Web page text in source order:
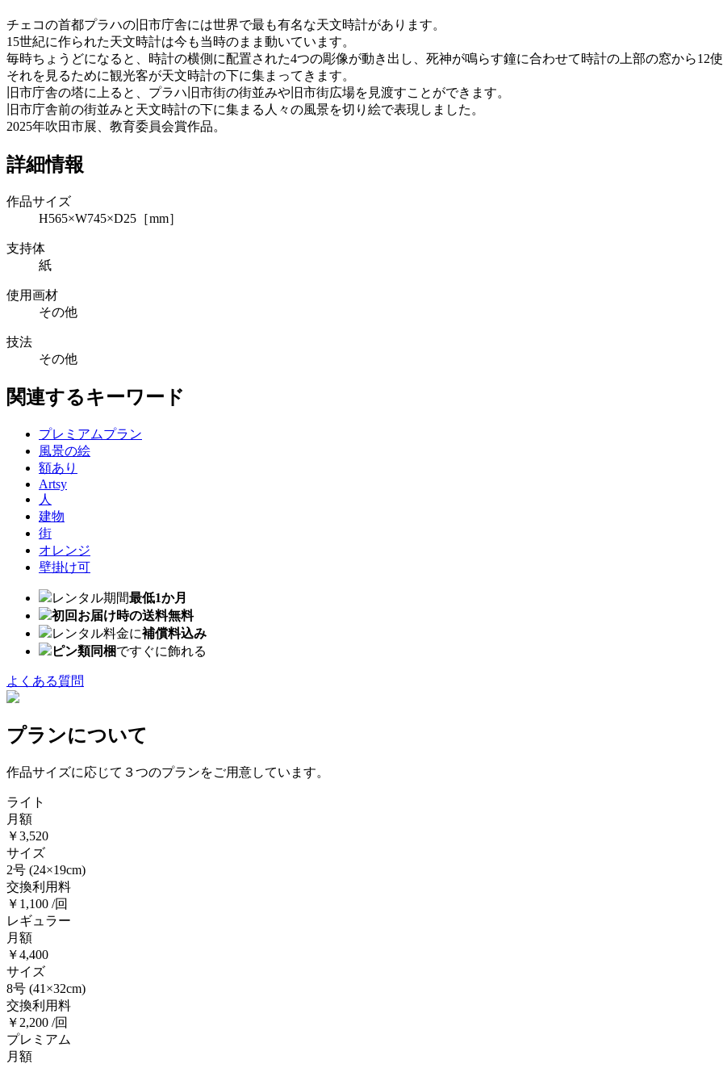
チェコの首都プラハの旧市庁舎には世界で最も有名な天文時計があります。
15世紀に作られた天文時計は今も当時のまま動いています。
毎時ちょうどになると、時計の横側に配置された4つの彫像が動き出し、死神が鳴らす鐘に合わせて時計の上部の窓から12使
それを見るために観光客が天文時計の下に集まってきます。
旧市庁舎の塔に上ると、プラハ旧市街の街並みや旧市街広場を見渡すことができます。
旧市庁舎前の街並みと天文時計の下に集まる人々の風景を切り絵で表現しました。
2025年吹田市展、教育委員会賞作品。
詳細情報
作品サイズ
H565×W745×D25［mm］
支持体
紙
使用画材
その他
技法
その他
関連するキーワード
プレミアムプラン
風景の絵
額あり
Artsy
人
建物
街
オレンジ
壁掛け可
レンタル期間最低1か月
初回お届け時の送料無料
レンタル料金に補償料込み
ピン類同梱ですぐに飾れる
よくある質問
プランについて
作品サイズに応じて３つのプランをご用意しています。
ライト
月額
￥3,520
サイズ
2号 (24×19cm)
交換利用料
￥1,100 /回
レギュラー
月額
￥4,400
サイズ
8号 (41×32cm)
交換利用料
￥2,200 /回
プレミアム
月額